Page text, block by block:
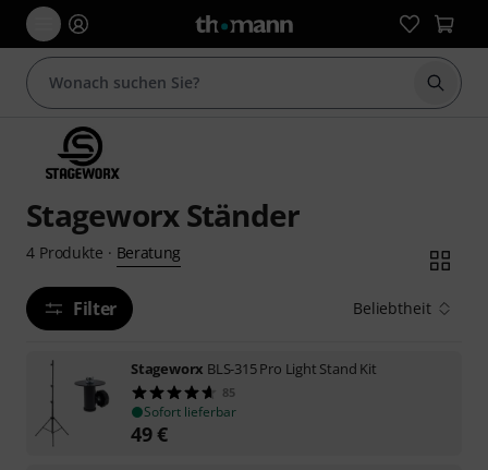
Suche
Stageworx Ständer
4 Produkte · Beratung
Filter Beliebtheit
Stageworx BLS-315 Pro Light Stand Kit
85
Sofort lieferbar
49€